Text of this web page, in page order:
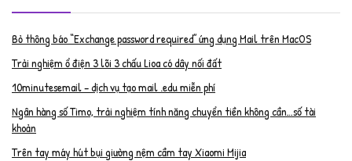
Bỏ thông báo “Exchange password required” ứng dụng Mail trên MacOS
Trải nghiệm ổ điện 3 lõi 3 chấu Lioa có dây nối đất
10minutesemail – dịch vụ tạo mail .edu miễn phí
Ngân hàng số Timo, trải nghiệm tính năng chuyển tiền không cần…số tài
khoản
Trên tay máy hút bụi giường nệm cầm tay Xiaomi Mijia